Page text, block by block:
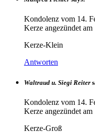
Kondolenz vom 14.
Kerze angezündet am
Kerze-Klein
Antworten
Waltraud u. Siegi Reiter
Kondolenz vom 14.
Kerze angezündet am
Kerze-Groß